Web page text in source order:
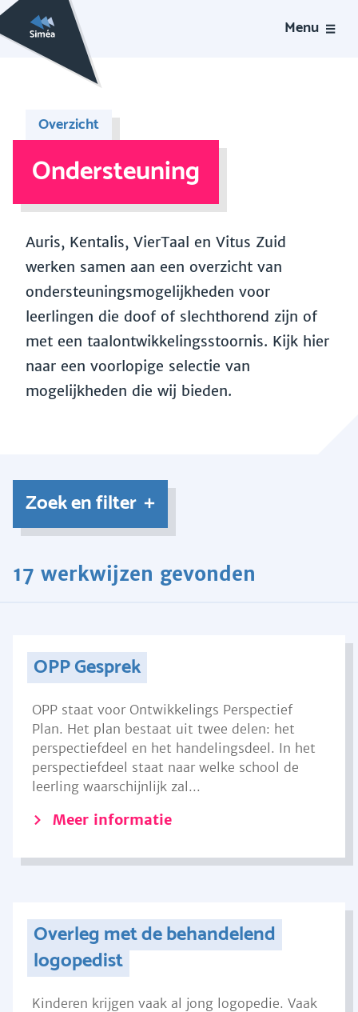
Menu
Overzicht
Ondersteuning
Auris, Kentalis, VierTaal en Vitus Zuid
werken samen aan een overzicht van
ondersteuningsmogelijkheden voor
leerlingen die doof of slechthorend zijn of
met een taalontwikkelingsstoornis. Kijk hier
naar een voorlopige selectie van
mogelijkheden die wij bieden.
Zoek en filter
17 werkwijzen gevonden
OPP Gesprek
OPP staat voor Ontwikkelings Perspectief
Plan. Het plan bestaat uit twee delen: het
perspectiefdeel en het handelingsdeel. In het
perspectiefdeel staat naar welke school de
leerling waarschijnlijk zal...
Meer informatie
Overleg met de behandelend
logopedist
Kinderen krijgen vaak al jong logopedie. Vaak